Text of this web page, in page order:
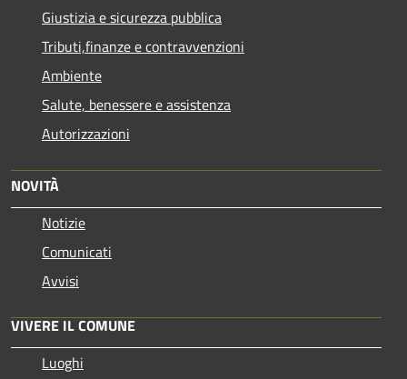
Giustizia e sicurezza pubblica
Tributi,finanze e contravvenzioni
Ambiente
Salute, benessere e assistenza
Autorizzazioni
NOVITÀ
Notizie
Comunicati
Avvisi
VIVERE IL COMUNE
Luoghi